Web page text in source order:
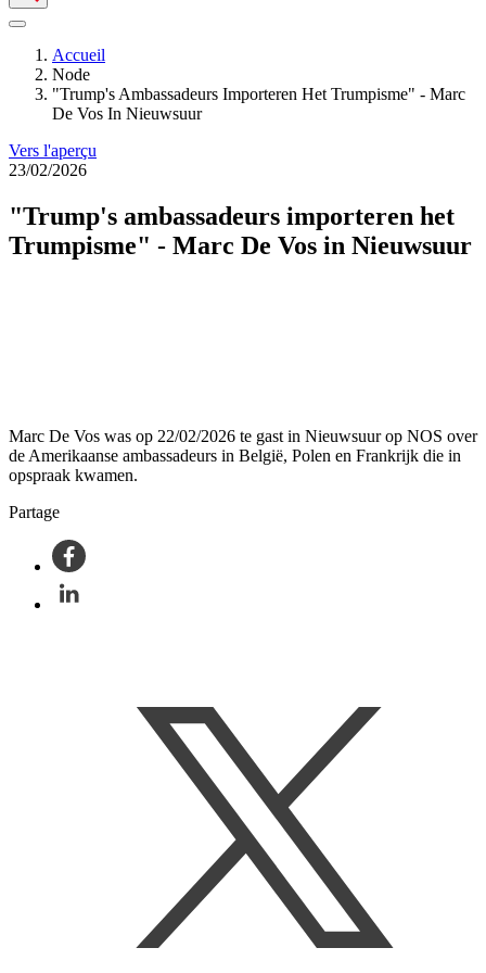
Fil
d'Ariane
Accueil
Node
"Trump's Ambassadeurs Importeren Het Trumpisme" - Marc
De Vos In Nieuwsuur
Vers l'aperçu
23/02/2026
"Trump's ambassadeurs importeren het
Trumpisme" - Marc De Vos in Nieuwsuur
Marc De Vos was op 22/02/2026 te gast in Nieuwsuur op NOS over
de Amerikaanse ambassadeurs in België, Polen en Frankrijk die in
opspraak kwamen.
Partage
Facebook
LinkedIn